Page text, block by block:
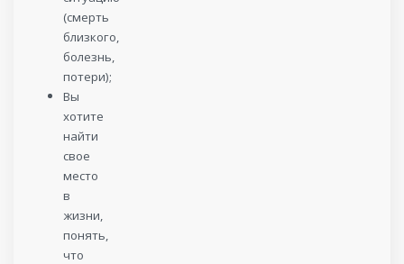
(смерть
близкого,
болезнь,
потери);
Вы
хотите
найти
свое
место
в
жизни,
понять,
что